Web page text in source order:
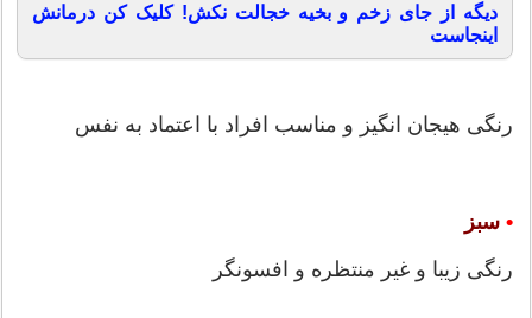
دیگه از جای زخم و بخیه خجالت نکش! کلیک کن درمانش
اینجاست
رنگی هیجان انگیز و مناسب افراد با اعتماد به نفس
• سبز
رنگی زیبا و غیر منتظره و افسونگر